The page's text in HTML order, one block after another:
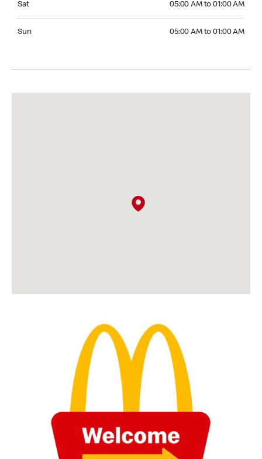
Sat 05:00 AM to 01:00 AM
Sun 05:00 AM to 01:00 AM